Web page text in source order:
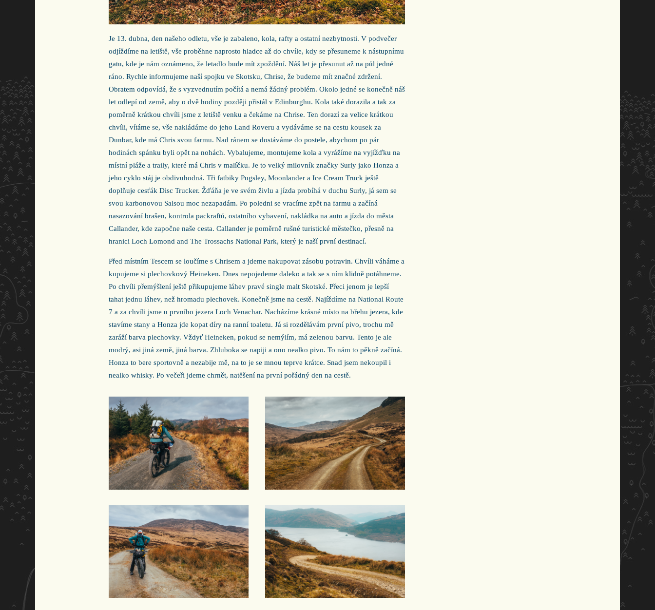
Je 13. dubna, den našeho odletu, vše je zabaleno, kola, rafty a ostatní nezbytnosti. V podvečer
odjíždíme na letiště, vše proběhne naprosto hladce až do chvíle, kdy se přesuneme k nástupnímu
gatu, kde je nám oznámeno, že letadlo bude mít zpoždění. Náš let je přesunut až na půl jedné
ráno. Rychle informujeme naší spojku ve Skotsku, Chrise, že budeme mít značné zdržení.
Obratem odpovídá, že s vyzvednutím počítá a nemá žádný problém. Okolo jedné se konečně náš
let odlepí od země, aby o dvě hodiny později přistál v Edinburghu. Kola také dorazila a tak za
poměrně krátkou chvíli jsme z letiště venku a čekáme na Chrise. Ten dorazí za velice krátkou
chvíli, vítáme se, vše nakládáme do jeho Land Roveru a vydáváme se na cestu kousek za
Dunbar, kde má Chris svou farmu. Nad ránem se dostáváme do postele, abychom po pár
hodinách spánku byli opět na nohách. Vybalujeme, montujeme kola a vyrážíme na vyjížďku na
místní pláže a traily, které má Chris v malíčku. Je to velký milovník značky Surly jako Honza a
jeho cyklo stáj je obdivuhodná. Tři fatbiky Pugsley, Moonlander a Ice Cream Truck ještě
doplňuje cesťák Disc Trucker. Žďáňa je ve svém živlu a jízda probíhá v duchu Surly, já sem se
svou karbonovou Salsou moc nezapadám. Po poledni se vracíme zpět na farmu a začíná
nasazování brašen, kontrola packraftů, ostatního vybavení, nakládka na auto a jízda do města
Callander, kde započne naše cesta. Callander je poměrně rušné turistické městečko, přesně na
hranici Loch Lomond and The Trossachs National Park, který je naší první destinací.
Před místním Tescem se loučíme s Chrisem a jdeme nakupovat zásobu potravin. Chvíli váháme a
kupujeme si plechovkový Heineken. Dnes nepojedeme daleko a tak se s ním klidně potáhneme.
Po chvíli přemýšlení ještě přikupujeme láhev pravé single malt Skotské. Přeci jenom je lepší
tahat jednu láhev, než hromadu plechovek. Konečně jsme na cestě. Najíždíme na National Route
7 a za chvíli jsme u prvního jezera Loch Venachar. Nacházíme krásné místo na břehu jezera, kde
stavíme stany a Honza jde kopat díry na ranní toaletu. Já si rozdělávám první pivo, trochu mě
zaráží barva plechovky. Vždyť Heineken, pokud se nemýlím, má zelenou barvu. Tento je ale
modrý, asi jiná země, jiná barva. Zhluboka se napiji a ono nealko pivo. To nám to pěkně začíná.
Honza to bere sportovně a nezabije mě, na to je se mnou teprve krátce. Snad jsem nekoupil i
nealko whisky. Po večeři jdeme chrnět, natěšení na první pořádný den na cestě.